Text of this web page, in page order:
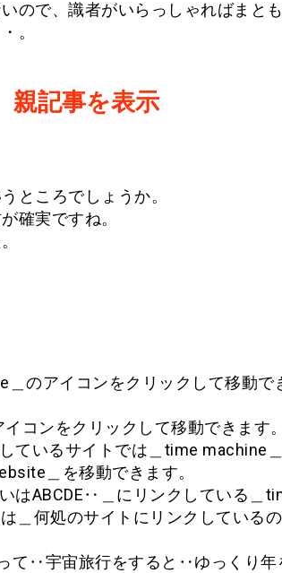
ので、識者がいらっしゃればまと
。
親記事を表示
ところでしょうか。
確実ですね。
のアイコンをクリックして移動で
コンをクリックして移動できます
ているサイトでは＿time machine
＿を移動できます。
いはABCDE‥＿にリンクしている＿
＿何処のサイトにリンクしている
て‥宇宙旅行をすると‥ゆっくり年